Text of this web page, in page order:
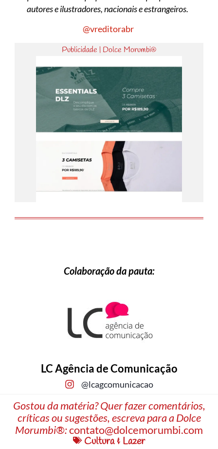
autores e ilustradores, nacionais e estrangeiros.
@vreditorabr
Publicidade | Dolce Morumbi®
Colaboração da pauta:
LC Agência de Comunicação
@lcagcomunicacao
Gostou da matéria? Quer fazer comentários,
críticas ou sugestões, escreva para a Dolce
Morumbi®:contato@dolcemorumbi.com
Cultura & Lazer